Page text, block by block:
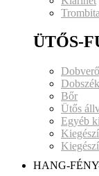
Trombita
ÜTŐS-
Dobszék
Bőr
Ütős
Egyéb
HANG-